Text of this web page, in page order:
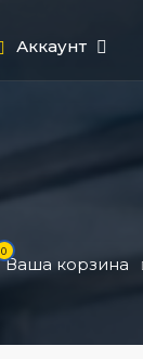
Аккаунт
0
Ваша корзина